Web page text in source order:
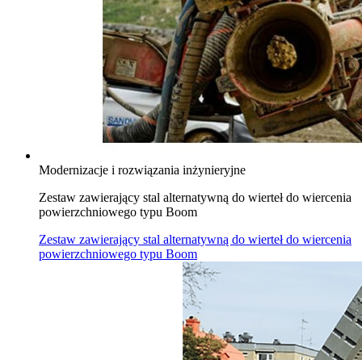
Modernizacje i rozwiązania inżynieryjne
Zestaw zawierający stal alternatywną do wierteł do wiercenia
powierzchniowego typu Boom
Zestaw zawierający stal alternatywną do wierteł do wiercenia
powierzchniowego typu Boom